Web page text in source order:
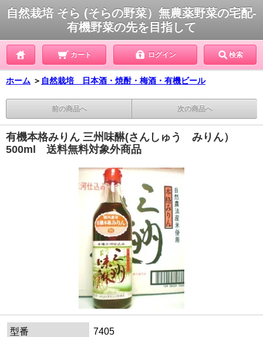
自然栽培 そら (そらの野菜）無農薬野菜の宅配-
有機野菜の先を目指して
カート ログイン 検索
ホーム ＞ 自然栽培 日本酒・焼酎・梅酒・有機ビール
前の商品へ 次の商品へ
有機本格みりん 三州味醂(さんしゅう みりん）
500ml 送料無料対象外商品
型番
7405